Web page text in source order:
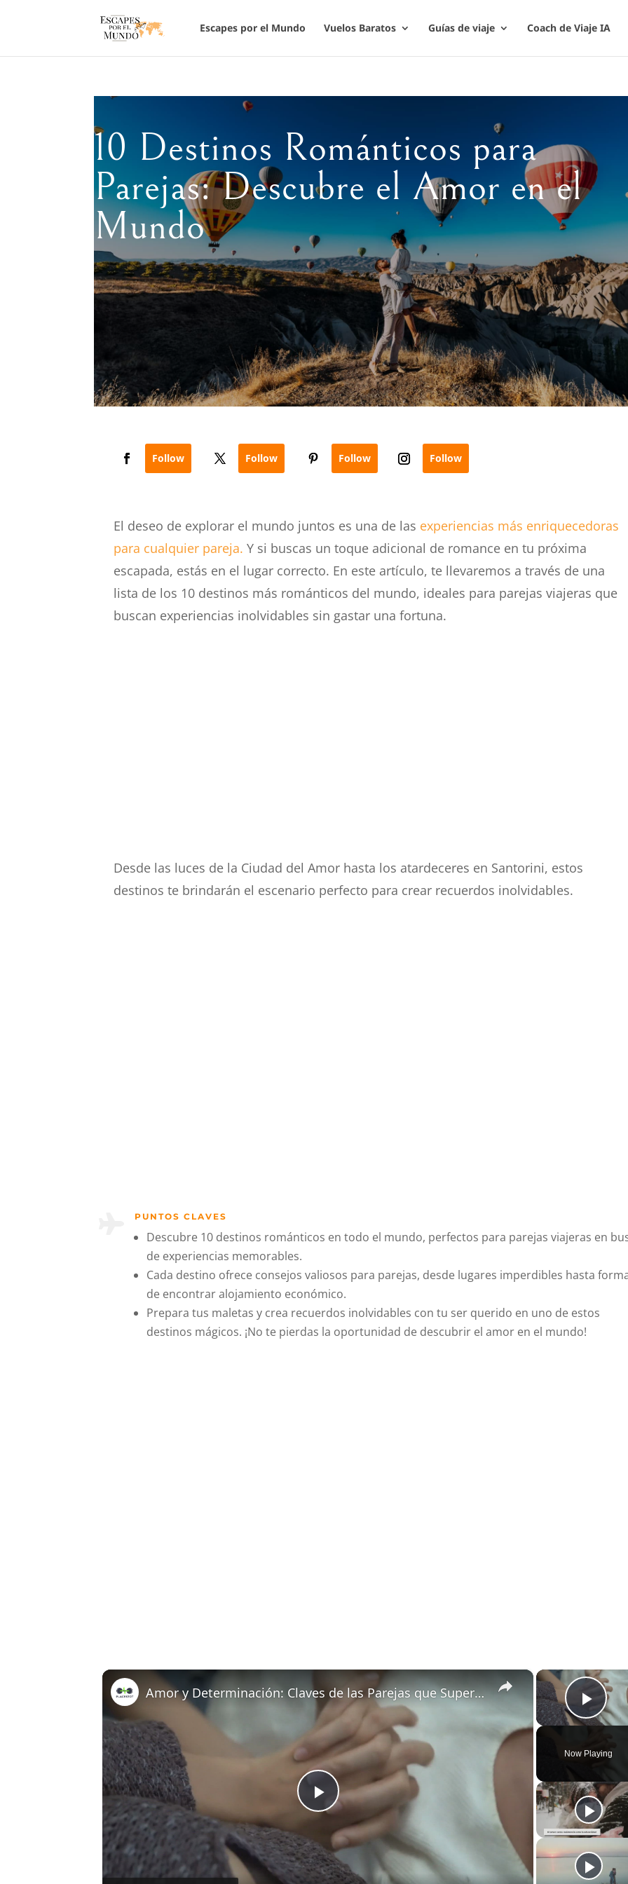
Escapes por el Mundo Vuelos Baratos Guías de viaje Coach de Viaje IA
10 Destinos Románticos para
Parejas: Descubre el Amor en el
Mundo
Follow Follow Follow Follow
El deseo de explorar el mundo juntos es una de las experiencias más enriquecedoras
para cualquier pareja. Y si buscas un toque adicional de romance en tu próxima
escapada, estás en el lugar correcto. En este artículo, te llevaremos a través de una
lista de los 10 destinos más románticos del mundo, ideales para parejas viajeras que
buscan experiencias inolvidables sin gastar una fortuna.
Desde las luces de la Ciudad del Amor hasta los atardeceres en Santorini, estos
destinos te brindarán el escenario perfecto para crear recuerdos inolvidables.
PUNTOS CLAVES
Descubre 10 destinos románticos en todo el mundo, perfectos para parejas viajeras en
de experiencias memorables.
Cada destino ofrece consejos valiosos para parejas, desde lugares imperdibles hasta
de encontrar alojamiento económico.
Prepara tus maletas y crea recuerdos inolvidables con tu ser querido en uno de estos
destinos mágicos. ¡No te pierdas la oportunidad de descubrir el amor en el mundo!
Now Playing
×
P
l
Amor y Determinación: Claves de las Parejas que Superan Obstáculos